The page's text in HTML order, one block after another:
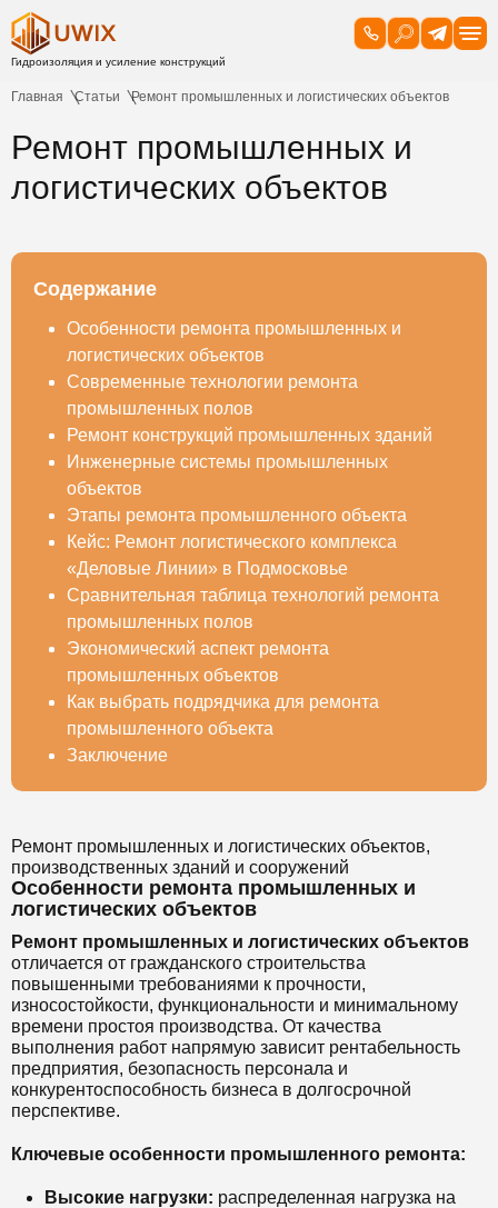
Главная Статьи Ремонт промышленных и логистических объектов
Ремонт промышленных и
логистических объектов
Содержание
Особенности ремонта промышленных и
логистических объектов
Современные технологии ремонта
промышленных полов
Ремонт конструкций промышленных зданий
Инженерные системы промышленных
объектов
Этапы ремонта промышленного объекта
Кейс: Ремонт логистического комплекса
«Деловые Линии» в Подмосковье
Сравнительная таблица технологий ремонта
промышленных полов
Экономический аспект ремонта
промышленных объектов
Как выбрать подрядчика для ремонта
промышленного объекта
Заключение
Ремонт промышленных и логистических объектов,
производственных зданий и сооружений
Особенности ремонта промышленных и
логистических объектов
Ремонт промышленных и логистических объектов
отличается от гражданского строительства
повышенными требованиями к прочности,
износостойкости, функциональности и минимальному
времени простоя производства. От качества
выполнения работ напрямую зависит рентабельность
предприятия, безопасность персонала и
конкурентоспособность бизнеса в долгосрочной
перспективе.
Ключевые особенности промышленного ремонта:
Высокие нагрузки: распределенная нагрузка на